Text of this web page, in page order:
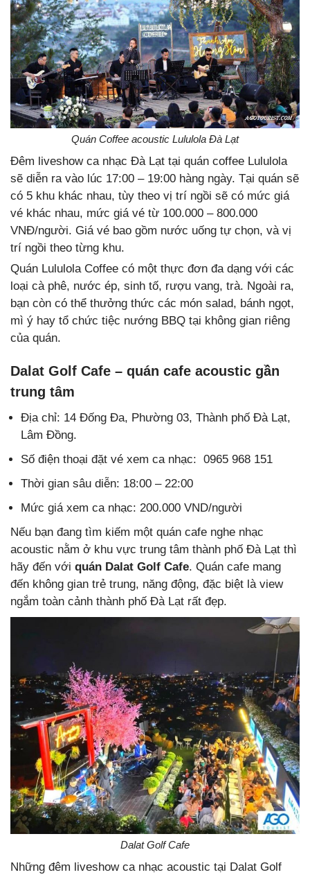
Quán Coffee acoustic Lululola Đà Lạt
Đêm liveshow ca nhạc Đà Lạt tại quán coffee Lululola
sẽ diễn ra vào lúc 17:00 – 19:00 hàng ngày. Tại quán sẽ
có 5 khu khác nhau, tùy theo vị trí ngồi sẽ có mức giá
vé khác nhau, mức giá vé từ 100.000 – 800.000
VNĐ/người. Giá vé bao gồm nước uống tự chọn, và vị
trí ngồi theo từng khu.
Quán Lululola Coffee có một thực đơn đa dạng với các
loại cà phê, nước ép, sinh tố, rượu vang, trà. Ngoài ra,
bạn còn có thể thưởng thức các món salad, bánh ngọt,
mì ý hay tổ chức tiệc nướng BBQ tại không gian riêng
của quán.
Dalat Golf Cafe – quán cafe acoustic gần
trung tâm
Địa chỉ: 14 Đống Đa, Phường 03, Thành phố Đà Lạt,
Lâm Đồng.
Số điện thoại đặt vé xem ca nhạc: 0965 968 151
Thời gian sâu diễn: 18:00 – 22:00
Mức giá xem ca nhạc: 200.000 VND/người
Nếu bạn đang tìm kiếm một quán cafe nghe nhạc
acoustic nằm ở khu vực trung tâm thành phố Đà Lạt thì
hãy đến với quán Dalat Golf Cafe. Quán cafe mang
đến không gian trẻ trung, năng động, đặc biệt là view
ngắm toàn cảnh thành phố Đà Lạt rất đẹp.
Dalat Golf Cafe
Những đêm liveshow ca nhạc acoustic tại Dalat Golf